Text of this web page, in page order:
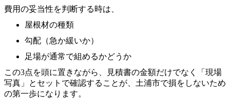
費用の妥当性を判断する時は、
屋根材の種類
勾配（急か緩いか）
足場が通常で組めるかどうか
この3点を頭に置きながら、見積書の金額だけでなく「現場
写真」とセットで確認することが、土浦市で損をしないため
の第一歩になります。